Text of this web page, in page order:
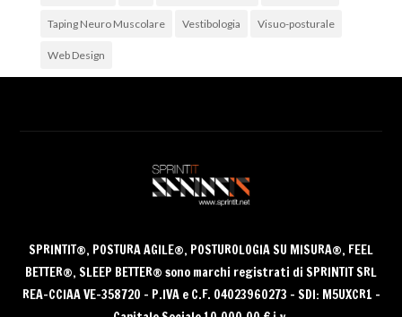
Taping Neuro Muscolare Vestibologia Visuo-posturale
Web Design
Archivi
SPRINTIT®, POSTURA AGILE®, POSTUROLOGIA SU MISURA®, FEEL
BETTER®, SLEEP BETTER® sono marchi registrati di SPRINTIT SRL
REA-CCIAA VE-358720 – P.IVA e C.F. 04023960273 – SDI: M5UXCR1 –